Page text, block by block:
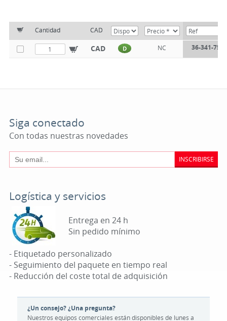
Cantidad CAD
CAD D NC 36-341-75
Siga conectado
Con todas nuestras novedades
INSCRIBIRSE
Logística y servicios
Entrega en 24 h
Sin pedido mínimo
- Etiquetado personalizado
- Seguimiento del paquete en tiempo real
- Reducción del coste total de adquisición
¿Un consejo? ¿Una pregunta?
Nuestros equipos comerciales están disponibles de lunes a